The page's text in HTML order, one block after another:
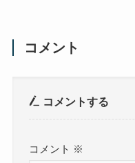
コメント
コメントする
コメント ※